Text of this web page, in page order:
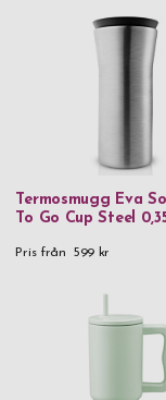
Välj bland många
och färger.
personlig
på utflykt? Det
redan
Termosmugg Eva
To Go Cup Steel
Pris från 599 kr